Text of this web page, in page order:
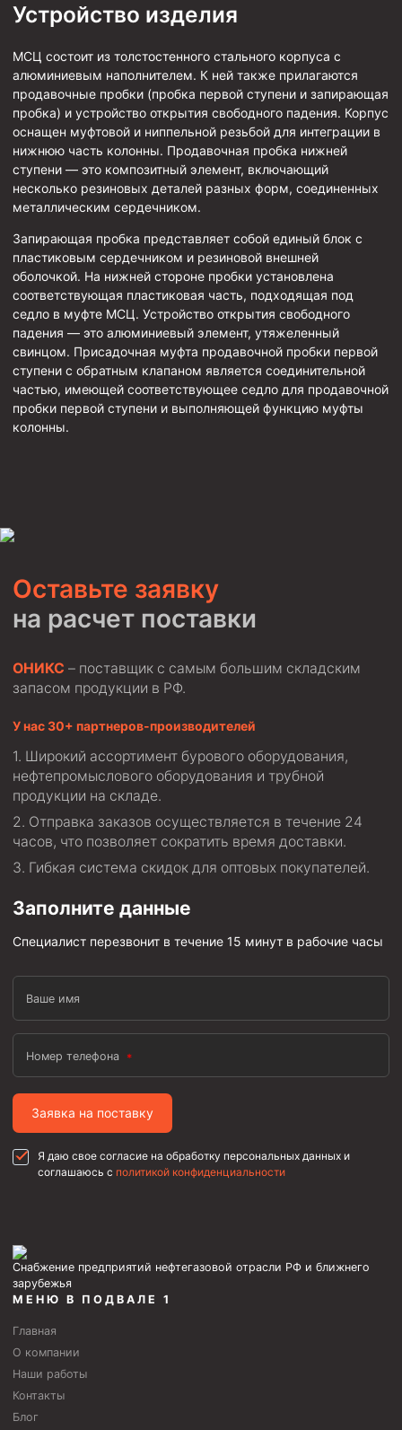
Клинья — отклонители
Метчики ловильные
Колокола ловильные
Быстроразъёмные соединения (БРС)
Рукава буровые
Стропы
Стропы канатные ВК
Стропы канатные
Стропы текстильные
Стропы цепные
Канаты стальные
Элементы линии обвязки
Устройство изделия
МСЦ состоит из толстостенного стального корпуса с
алюминиевым наполнителем. К ней также прилагаются
продавочные пробки (пробка первой ступени и запирающая
пробка) и устройство открытия свободного падения. Корпус
оснащен муфтовой и ниппельной резьбой для интеграции в
нижнюю часть колонны. Продавочная пробка нижней
ступени — это композитный элемент, включающий
несколько резиновых деталей разных форм, соединенных
металлическим сердечником.
Запирающая пробка представляет собой единый блок с
пластиковым сердечником и резиновой внешней
оболочкой. На нижней стороне пробки установлена
соответствующая пластиковая часть, подходящая под
седло в муфте МСЦ. Устройство открытия свободного
падения — это алюминиевый элемент, утяжеленный
свинцом. Присадочная муфта продавочной пробки первой
ступени с обратным клапаном является соединительной
частью, имеющей соответствующее седло для продавочной
пробки первой ступени и выполняющей функцию муфты
колонны.
Оставьте заявку
на расчет поставки
ОНИКС – поставщик с самым большим складским
запасом продукции в РФ.
У нас 30+ партнеров-производителей
Широкий ассортимент бурового оборудования,
нефтепромыслового оборудования и трубной
продукции на складе.
Отправка заказов осуществляется в течение 24
часов, что позволяет сократить время доставки.
Гибкая система скидок для оптовых покупателей.
Заполните данные
Специалист перезвонит в течение 15 минут в рабочие часы
Ваше имя
Номер телефона
Заявка на поставку
Я даю свое согласие на обработку персональных данных и
соглашаюсь с политикой конфиденциальности
Снабжение предприятий нефтегазовой отрасли РФ и ближнего
зарубежья
МЕНЮ В ПОДВАЛЕ 1
Главная
О компании
Наши работы
Контакты
Блог